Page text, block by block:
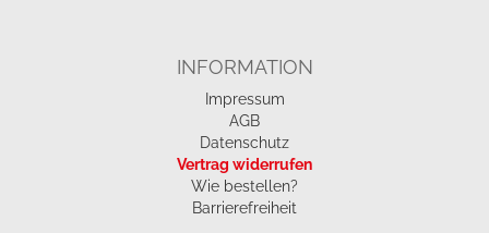
INFORMATION
Impressum
AGB
Datenschutz
Vertrag widerrufen
Wie bestellen?
Barrierefreiheit